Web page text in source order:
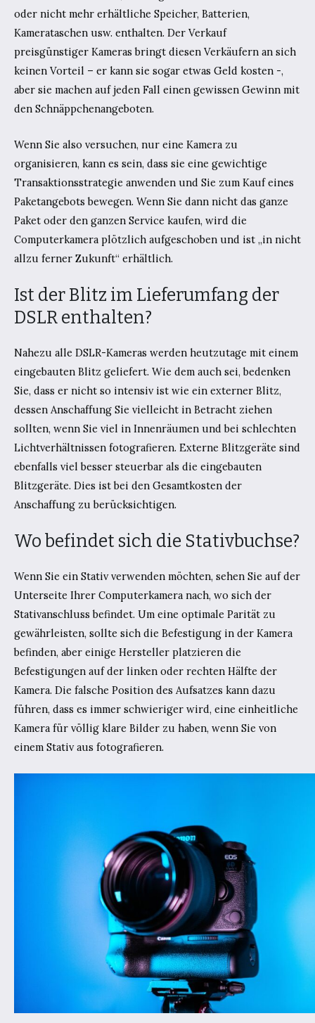
oder nicht mehr erhältliche Speicher, Batterien,
Kamerataschen usw. enthalten. Der Verkauf
preisgünstiger Kameras bringt diesen Verkäufern an sich
keinen Vorteil – er kann sie sogar etwas Geld kosten -,
aber sie machen auf jeden Fall einen gewissen Gewinn mit
den Schnäppchenangeboten.
Wenn Sie also versuchen, nur eine Kamera zu
organisieren, kann es sein, dass sie eine gewichtige
Transaktionsstrategie anwenden und Sie zum Kauf eines
Paketangebots bewegen. Wenn Sie dann nicht das ganze
Paket oder den ganzen Service kaufen, wird die
Computerkamera plötzlich aufgeschoben und ist „in nicht
allzu ferner Zukunft“ erhältlich.
Ist der Blitz im Lieferumfang der
DSLR enthalten?
Nahezu alle DSLR-Kameras werden heutzutage mit einem
eingebauten Blitz geliefert. Wie dem auch sei, bedenken
Sie, dass er nicht so intensiv ist wie ein externer Blitz,
dessen Anschaffung Sie vielleicht in Betracht ziehen
sollten, wenn Sie viel in Innenräumen und bei schlechten
Lichtverhältnissen fotografieren. Externe Blitzgeräte sind
ebenfalls viel besser steuerbar als die eingebauten
Blitzgeräte. Dies ist bei den Gesamtkosten der
Anschaffung zu berücksichtigen.
Wo befindet sich die Stativbuchse?
Wenn Sie ein Stativ verwenden möchten, sehen Sie auf der
Unterseite Ihrer Computerkamera nach, wo sich der
Stativanschluss befindet. Um eine optimale Parität zu
gewährleisten, sollte sich die Befestigung in der Kamera
befinden, aber einige Hersteller platzieren die
Befestigungen auf der linken oder rechten Hälfte der
Kamera. Die falsche Position des Aufsatzes kann dazu
führen, dass es immer schwieriger wird, eine einheitliche
Kamera für völlig klare Bilder zu haben, wenn Sie von
einem Stativ aus fotografieren.